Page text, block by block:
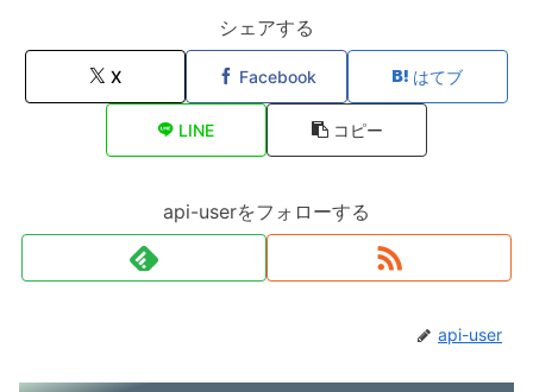
シェアする
X Facebook はてブ
LINE コピー
api-userをフォローする
api-user